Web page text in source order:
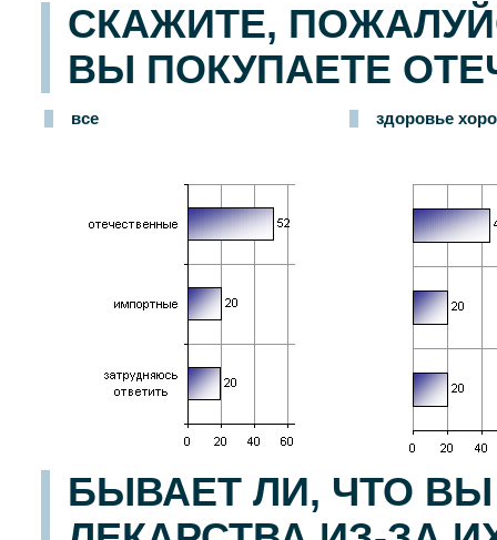
СКАЖИТЕ,
ВЫ ПОКУПАЕТЕ
все здоровье
БЫВАЕТ ЛИ, ЧТО